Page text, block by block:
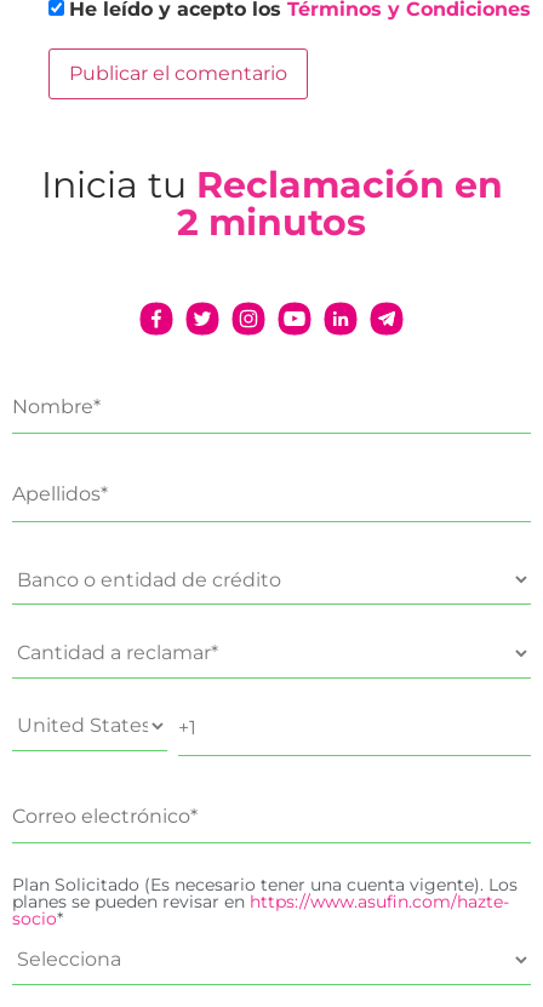
He leído y acepto los Términos y Condiciones
Inicia tu Reclamación en
2 minutos
Plan Solicitado (Es necesario tener una cuenta vigente). Los
planes se pueden revisar en https://www.asufin.com/hazte-
socio*